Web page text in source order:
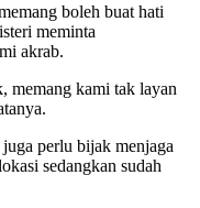
boleh buat hati
meminta
akrab.
memang kami tak layan
perlu bijak menjaga
sedangkan sudah